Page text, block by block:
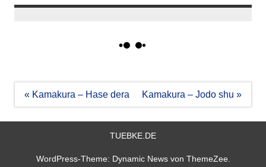
Beitragsnavigation
« Kamakura – Hase dera Kamakura – Jodo shu »
TUEBKE.DE
WordPress-Theme: Dynamic News von ThemeZee.